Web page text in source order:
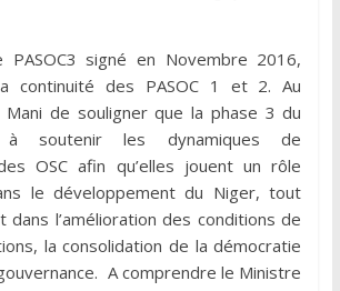
PASOC3 signé en Novembre 2016,
continuité des PASOC 1 et 2. Au
Mani de souligner que la phase 3 du
à soutenir les dynamiques de
OSC afin qu’elles jouent un rôle
le développement du Niger, tout
dans l’amélioration des conditions de
la consolidation de la démocratie
A comprendre le Ministre